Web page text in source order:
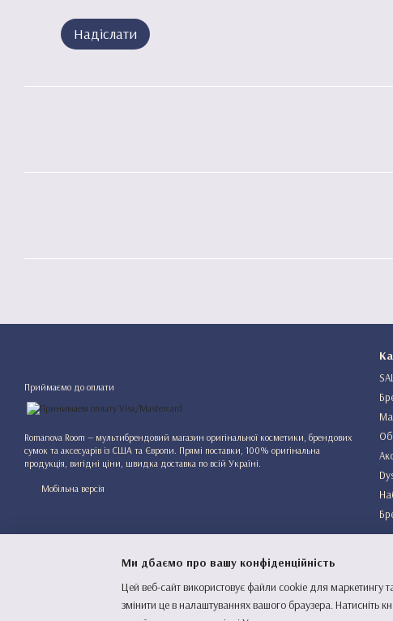
Надіслати
Приймаємо до оплати
Romanova Room — мультибрендовий магазин оригінальної косметики, брендових
сумок та аксесуарів із США та Європи. Прямі поставки, 100% оригінальна
продукція, вигідні ціни, швидка доставка по всій Україні.
Мобільна версія
Інтернет-магазин створений з Хорошоп
Ми дбаємо про вашу конфіденційність
Цей веб-сайт використовує файли cookie для маркетингу
змінити це в налаштуваннях вашого браузера.